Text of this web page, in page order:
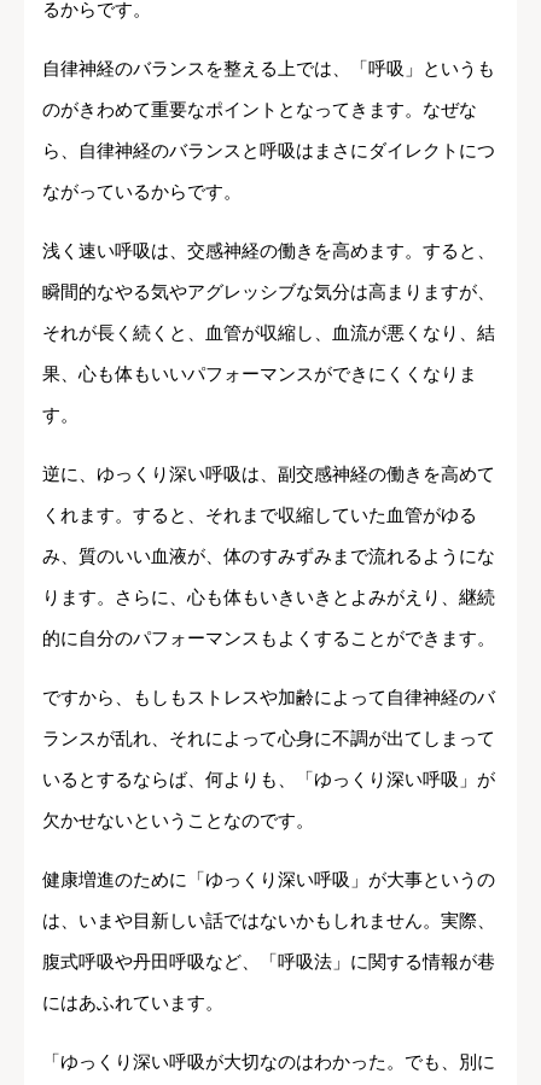
るからです。
自律神経のバランスを整える上では、「呼吸」というも
のがきわめて重要なポイントとなってきます。なぜな
ら、自律神経のバランスと呼吸はまさにダイレクトにつ
ながっているからです。
浅く速い呼吸は、交感神経の働きを高めます。すると、
瞬間的なやる気やアグレッシブな気分は高まりますが、
それが長く続くと、血管が収縮し、血流が悪くなり、結
果、心も体もいいパフォーマンスができにくくなりま
す。
逆に、ゆっくり深い呼吸は、副交感神経の働きを高めて
くれます。すると、それまで収縮していた血管がゆる
み、質のいい血液が、体のすみずみまで流れるようにな
ります。さらに、心も体もいきいきとよみがえり、継続
的に自分のパフォーマンスもよくすることができます。
ですから、もしもストレスや加齢によって自律神経のバ
ランスが乱れ、それによって心身に不調が出てしまって
いるとするならば、何よりも、「ゆっくり深い呼吸」が
欠かせないということなのです。
健康増進のために「ゆっくり深い呼吸」が大事というの
は、いまや目新しい話ではないかもしれません。実際、
腹式呼吸や丹田呼吸など、「呼吸法」に関する情報が巷
にはあふれています。
「ゆっくり深い呼吸が大切なのはわかった。でも、別に